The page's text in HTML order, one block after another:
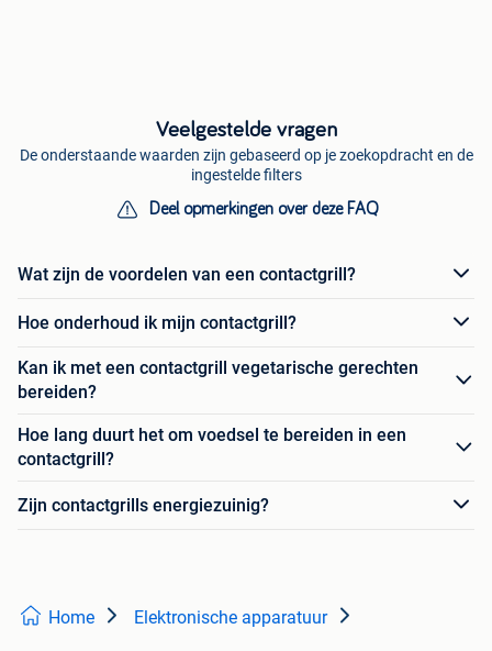
Veelgestelde vragen
De onderstaande waarden zijn gebaseerd op je zoekopdracht en de
ingestelde filters
Deel opmerkingen over deze FAQ
Wat zijn de voordelen van een contactgrill?
Hoe onderhoud ik mijn contactgrill?
Kan ik met een contactgrill vegetarische gerechten
bereiden?
Hoe lang duurt het om voedsel te bereiden in een
contactgrill?
Zijn contactgrills energiezuinig?
Home Elektronische apparatuur